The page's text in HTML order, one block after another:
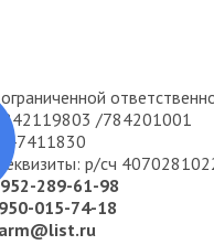
/784201001
реквизиты: р/сч
952-289-61-98
015-74-18